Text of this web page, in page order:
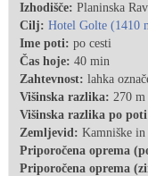
Izhodišče: Planinska
Cilj: Hotel Golte (1410
Ime poti: po cesti
Čas hoje: 40 min
Zahtevnost: lahka
Višinska razlika: 270 m
Višinska razlika po
Zemljevid: Kamniške
Priporočena oprema
Priporočena oprema